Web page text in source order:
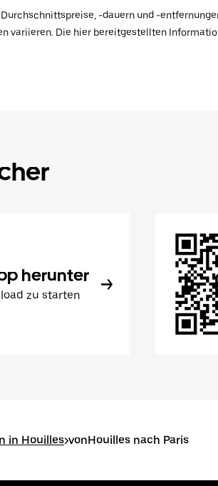
-dauern und -
variieren. Die hier bereitgestellten
herunter
zu starten
in Houilles>vonHouilles nach Paris